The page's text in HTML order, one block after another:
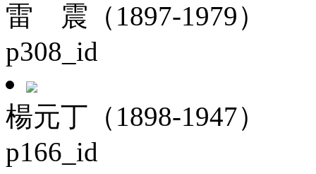
雷 震（1897-1979）
p308_id
楊元丁（1898-1947）
p166_id